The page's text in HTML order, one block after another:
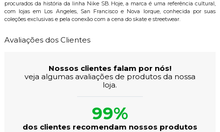
procurados da história da linha Nike SB. Hoje, a marca é uma referência cultural,
com lojas em Los Angeles, San Francisco e Nova Iorque, conhecida por suas
coleções exclusivas e pela conexão com a cena do skate e streetwear.
Avaliações dos Clientes
Nossos clientes falam por nós!
veja algumas avaliações de produtos da nossa
loja.
99%
dos clientes recomendam nossos produtos